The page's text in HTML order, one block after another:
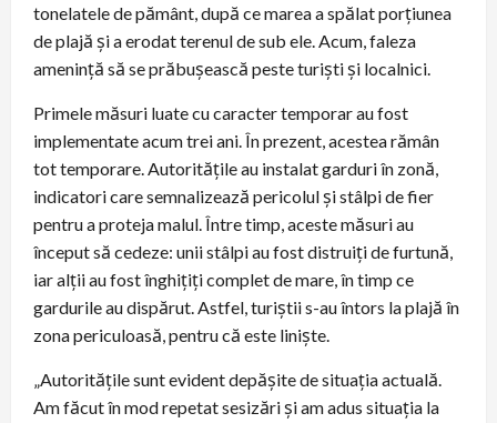
tonelatele de pământ, după ce marea a spălat porțiunea
de plajă și a erodat terenul de sub ele. Acum, faleza
amenință să se prăbușească peste turiști și localnici.
Primele măsuri luate cu caracter temporar au fost
implementate acum trei ani. În prezent, acestea rămân
tot temporare. Autoritățile au instalat garduri în zonă,
indicatori care semnalizează pericolul și stâlpi de fier
pentru a proteja malul. Între timp, aceste măsuri au
început să cedeze: unii stâlpi au fost distruiți de furtună,
iar alții au fost înghițiți complet de mare, în timp ce
gardurile au dispărut. Astfel, turiștii s-au întors la plajă în
zona periculoasă, pentru că este liniște.
„Autoritățile sunt evident depășite de situația actuală.
Am făcut în mod repetat sesizări și am adus situația la